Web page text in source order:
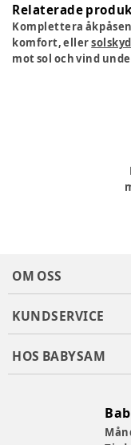
Relaterade
Komplettera
komfort, eller
mot sol och vind
OM OSS
KUNDSERVICE
HOS BABYSAM